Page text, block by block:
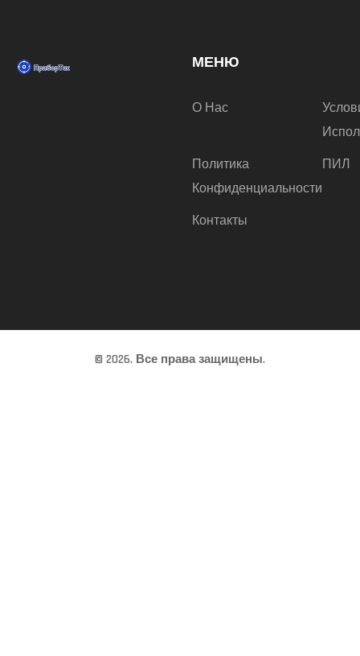
МЕНЮ
О Нас
Политика
Конфиденциальности
ПИЛ
Контакты
© 2026. Все права защищены.